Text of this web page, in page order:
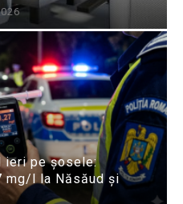
ieri pe șosele:
mg/l la Năsăud și